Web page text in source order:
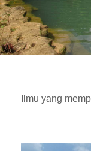
Ilmu yang